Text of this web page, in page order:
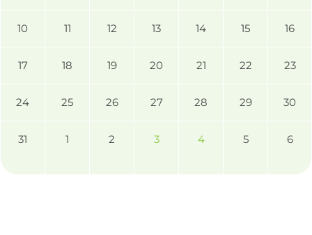
10 11 12 13 14 15 16
17 18 19 20 21 22 23
24 25 26 27 28 29 30
31 1 2 3 4 5 6